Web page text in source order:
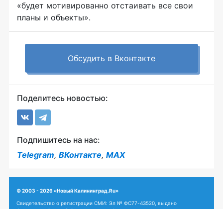
«будет мотивированно отстаивать все свои
планы и объекты».
Обсудить в Вконтакте
Поделитесь новостью:
Подпишитесь на нас:
Telegram, ВКонтакте, MAX
© 2003 - 2026 «Новый Калининград.Ru»
Свидетельство о регистрации СМИ: Эл № ФС77-43520, выдано